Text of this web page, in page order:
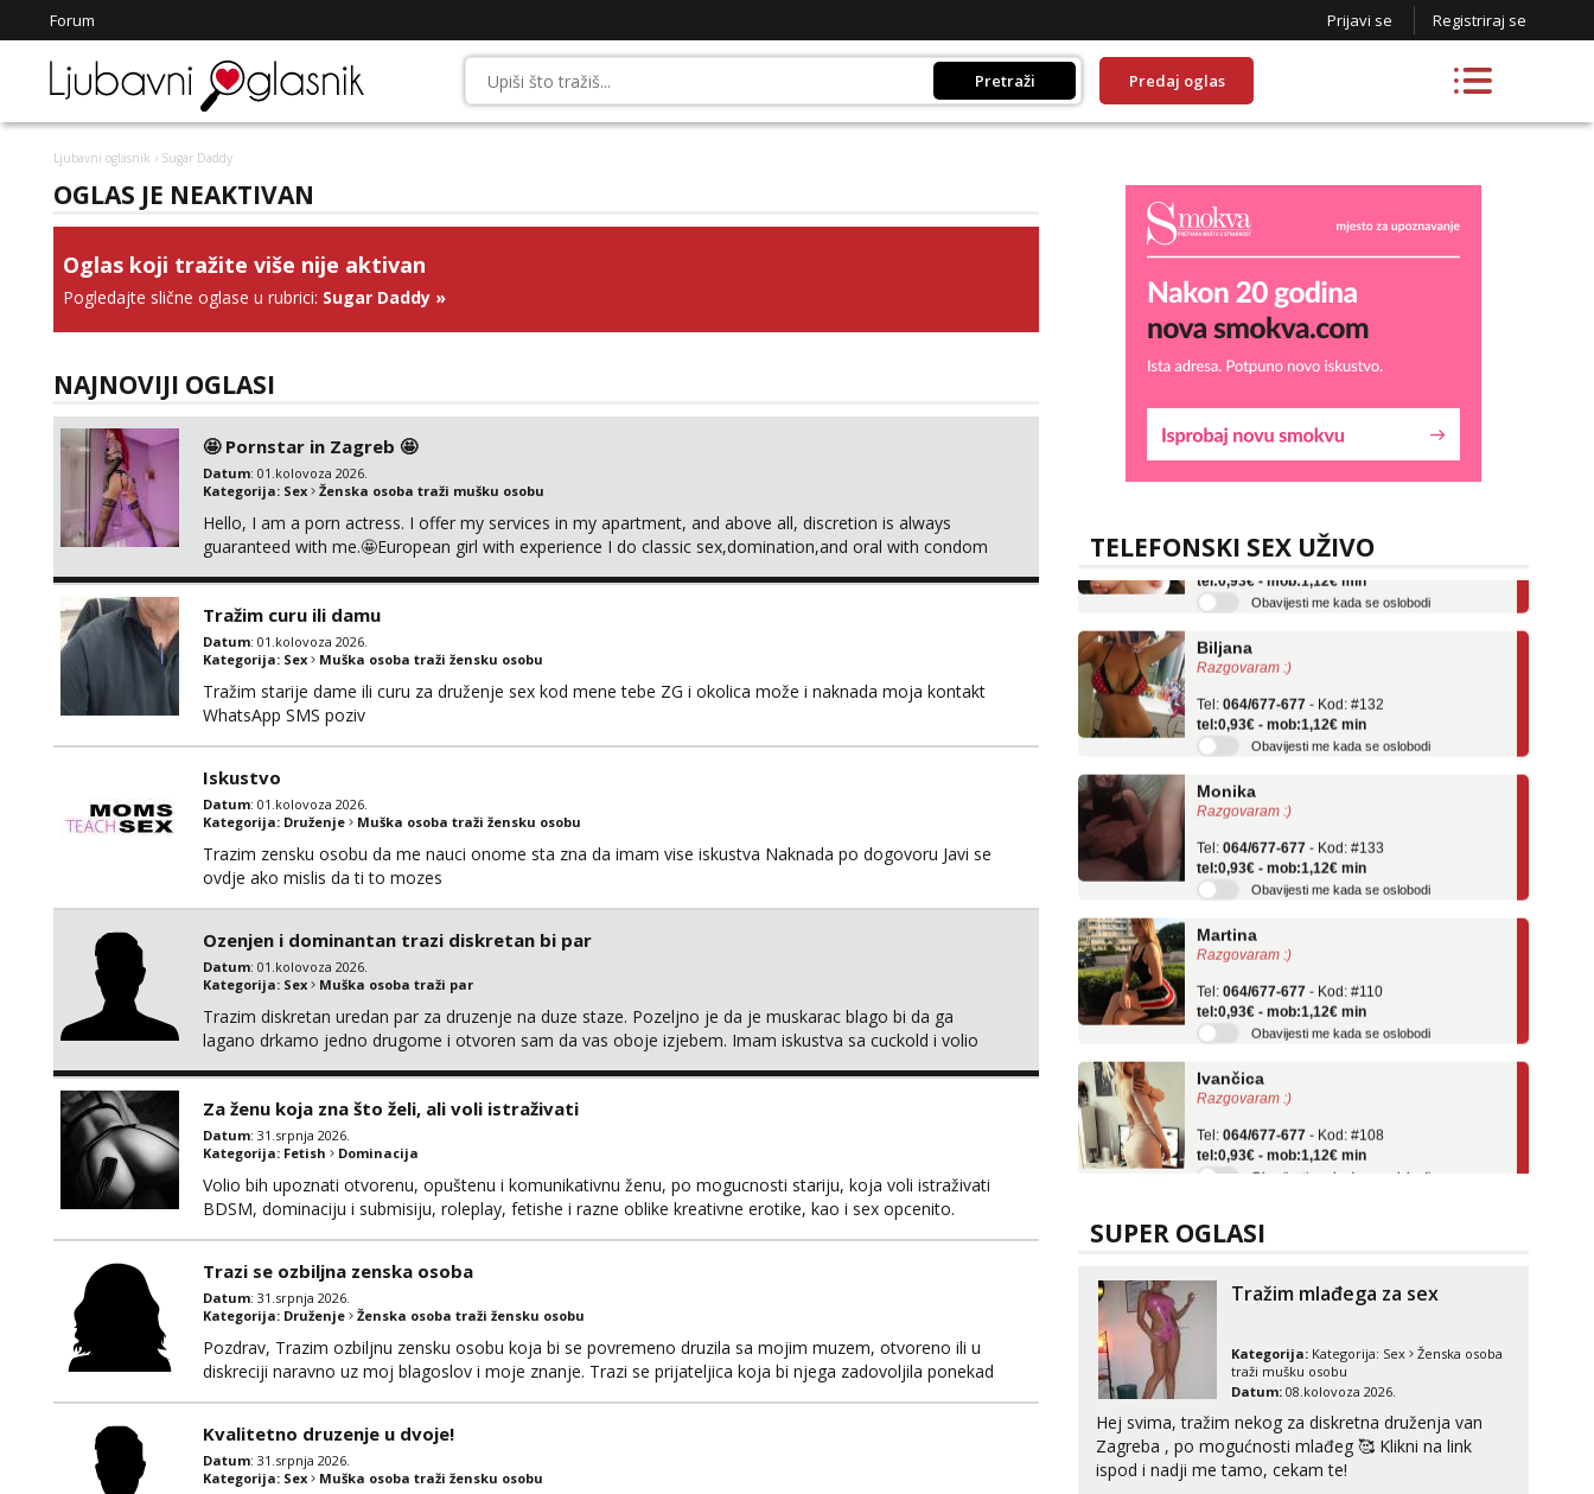
Forum Prijavi se Registriraj se
Pretraži Predaj oglas
Ljubavni oglasnik › Sugar Daddy
OGLAS JE NEAKTIVAN
Oglas koji tražite više nije aktivan
Pogledajte slične oglase u rubrici: Sugar Daddy »
NAJNOVIJI OGLASI
🤩 Pornstar in Zagreb 🤩
Datum: 01.kolovoza 2026.
Kategorija: Sex Ženska osoba traži mušku osobu
Hello, I am a porn actress. I offer my services in my apartment, and above all, discretion is always
guaranteed with me.🤩European girl with experience I do classic sex,domination,and oral with condom
Tražim curu ili damu
Datum: 01.kolovoza 2026.
Kategorija: Sex Muška osoba traži žensku osobu
Tražim starije dame ili curu za druženje sex kod mene tebe ZG i okolica može i naknada moja kontakt
WhatsApp SMS poziv
Iskustvo
Datum: 01.kolovoza 2026.
Kategorija: Druženje Muška osoba traži žensku osobu
Trazim zensku osobu da me nauci onome sta zna da imam vise iskustva Naknada po dogovoru Javi se
ovdje ako mislis da ti to mozes
Ozenjen i dominantan trazi diskretan bi par
Datum: 01.kolovoza 2026.
Kategorija: Sex Muška osoba traži par
Trazim diskretan uredan par za druzenje na duze staze. Pozeljno je da je muskarac blago bi da ga
lagano drkamo jedno drugome i otvoren sam da vas oboje izjebem. Imam iskustva sa cuckold i volio
Za ženu koja zna što želi, ali voli istraživati
Datum: 31.srpnja 2026.
Kategorija: Fetish Dominacija
Volio bih upoznati otvorenu, opuštenu i komunikativnu ženu, po mogucnosti stariju, koja voli istraživati
BDSM, dominaciju i submisiju, roleplay, fetishe i razne oblike kreativne erotike, kao i sex opcenito.
Trazi se ozbiljna zenska osoba
Datum: 31.srpnja 2026.
Kategorija: Druženje Ženska osoba traži žensku osobu
Pozdrav, Trazim ozbiljnu zensku osobu koja bi se povremeno druzila sa mojim muzem, otvoreno ili u
diskreciji naravno uz moj blagoslov i moje znanje. Trazi se prijateljica koja bi njega zadovoljila ponekad
Kvalitetno druzenje u dvoje!
Datum: 31.srpnja 2026.
Kategorija: Sex Muška osoba traži žensku osobu
TELEFONSKI SEX UŽIVO
Liliana
Tel: 064/677-677 - Kod: #69
tel:0,93€ - mob:1,12€ min
Obavijesti me kada se oslobodi
Razgovaram :)
064/677-677
tel:0,93€ - mob:1,12€ min
Obavijesti me kada se oslobodi
Razgovaram :)
064/677-677
tel:0,93€ - mob:1,12€ min
Obavijesti me kada se oslobodi
Razgovaram :)
064/677-677
tel:0,93€ - mob:1,12€ min
Obavijesti me kada se oslobodi
Razgovaram :)
064/677-677
tel:0,93€ - mob:1,12€ min
Obavijesti me kada se oslobodi
064/677-677 - Kod: #142
tel:0,93€ - mob:1,12€ min
Liliana
Razgovaram :)
SUPER OGLASI
Tražim mlađega za sex
Kategorija: Kategorija: Sex
Ženska osoba
traži mušku osobu
Datum: 08.kolovoza 2026.
Hej svima, tražim nekog za diskretna druženja van
Zagreba , po mogućnosti mlađeg 🥰 Klikni na link
ispod i nadji me tamo, cekam te!